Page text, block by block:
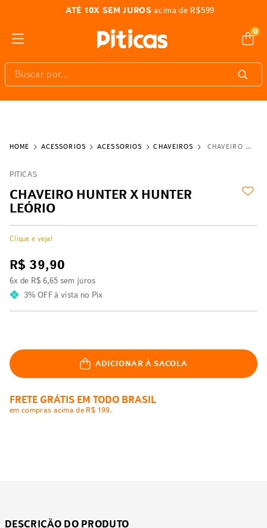
ATÉ 10X SEM JUROS acima de R$599
0
Buscar por...
ACESSÓRIOS ACESSÓRIOS CHAVEIROS CHAVEIRO HUNTER X HUNTER LEÓRIO
PITICAS
CHAVEIRO HUNTER X HUNTER
LEÓRIO
Clique e veja!
R$ 39,90
6x de R$ 6,65 sem juros
3% OFFà vista no Pix
ADICIONAR À SACOLA
FRETE GRÁTIS EM TODO BRASIL
em compras acima de R$ 199.
DESCRIÇÃO DO PRODUTO